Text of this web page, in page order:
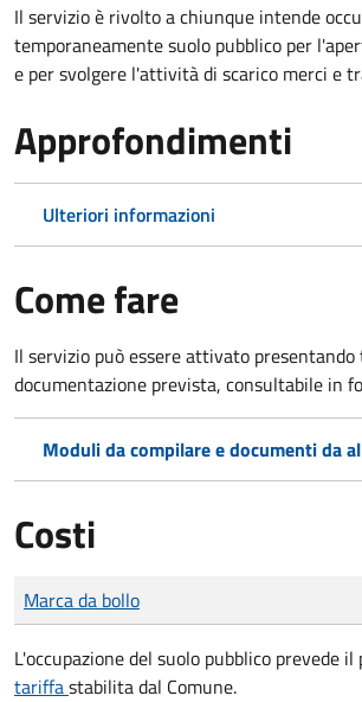
Il servizio è rivolto a chiunque intende
temporaneamente suolo pubblico per
e per svolgere l'attività di scarico merci e
Approfondimenti
Ulteriori informazioni
Come fare
Il servizio può essere attivato
documentazione prevista, consultabile in
Moduli da compilare e documenti da
Costi
Tipo di pagamento
Importo
Marca da bollo
L'occupazione del suolo pubblico prevede
tariffastabilita dal Comune.